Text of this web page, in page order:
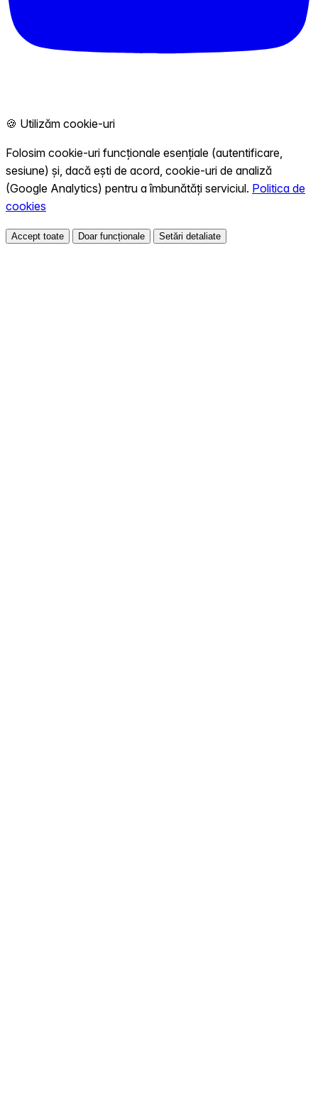
🍪 Utilizăm cookie-uri
Folosim cookie-uri funcționale esențiale (autentificare,
sesiune) și, dacă ești de acord, cookie-uri de analiză
(Google Analytics) pentru a îmbunătăți serviciul. Politica de
cookies
Accept toate Doar funcționale Setări detaliate